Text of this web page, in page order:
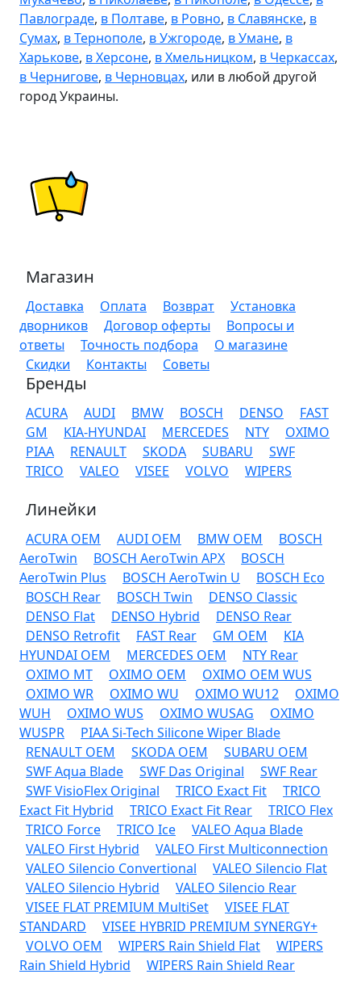
Павлограде, в Полтаве, в Ровно, в Славянске, в
Сумах, в Тернополе, в Ужгороде, в Умане, в
Харькове, в Херсоне, в Хмельницком, в Черкассах,
в Чернигове, в Черновцах, или в любой другой
город Украины.
Магазин
Доставка Оплата Возврат
Установка
дворников
Договор оферты
Вопросы и
ответы
Точность подбора
О магазине
Скидки
Контакты Советы
Бренды
ACURA AUDI BMW BOSCH DENSO
FAST
GM
KIA-HYUNDAI MERCEDES NTY
OXIMO
PIAA
RENAULT SKODA SUBARU
SWF
TRICO
VALEO VISEE VOLVO WIPERS
Линейки
ACURA OEM AUDI OEM BMW OEM
BOSCH
AeroTwin
BOSCH AeroTwin APX
BOSCH
AeroTwin Plus
BOSCH AeroTwin U
BOSCH Eco
BOSCH Rear
BOSCH Twin
DENSO Classic
DENSO Flat
DENSO Hybrid
DENSO Rear
DENSO Retrofit
FAST Rear GM OEM
KIA
HYUNDAI OEM
MERCEDES OEM
NTY Rear
OXIMO MT
OXIMO OEM
OXIMO OEM WUS
OXIMO WR
OXIMO WU OXIMO WU12
OXIMO
WUH
OXIMO WUS OXIMO WUSAG
OXIMO
WUSPR
PIAA Si-Tech Silicone Wiper Blade
RENAULT OEM
SKODA OEM
SUBARU OEM
SWF Aqua Blade
SWF Das Original
SWF Rear
SWF VisioFlex Original
TRICO Exact Fit
TRICO
Exact Fit Hybrid
TRICO Exact Fit Rear
TRICO Flex
TRICO Force
TRICO Ice
VALEO Aqua Blade
VALEO First Hybrid
VALEO First Multiconnection
VALEO Silencio Convertional
VALEO Silencio Flat
VALEO Silencio Hybrid
VALEO Silencio Rear
VISEE FLAT PREMIUM MultiSet
VISEE FLAT
STANDARD
VISEE HYBRID PREMIUM SYNERGY+
VOLVO OEM
WIPERS Rain Shield Flat
WIPERS
Rain Shield Hybrid
WIPERS Rain Shield Rear